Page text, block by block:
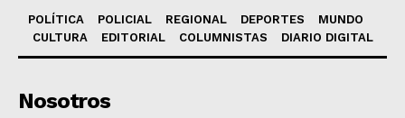
POLÍTICA POLICIAL REGIONAL DEPORTES
MUNDO
CULTURA
EDITORIAL COLUMNISTAS DIARIO DIGITAL
Nosotros